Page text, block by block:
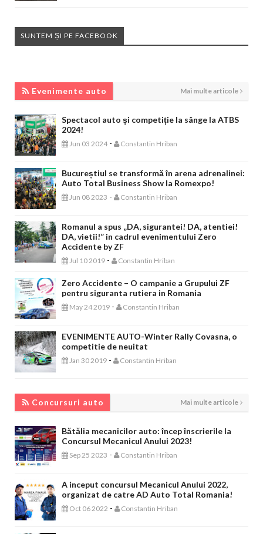
SUNTEM ȘI PE FACEBOOK
Evenimente auto Mai multe articole
Spectacol auto și competiție la sânge la ATBS
2024!
Jun 03 2024 - Constantin Hriban
Bucureștiul se transformă în arena adrenalinei:
Auto Total Business Show la Romexpo!
Jun 08 2023 - Constantin Hriban
Romanul a spus „DA, sigurantei! DA, atentiei!
DA, vietii!” in cadrul evenimentului Zero
Accidente by ZF
Jul 10 2019 - Constantin Hriban
Zero Accidente – O campanie a Grupului ZF
pentru siguranta rutiera in Romania
May 24 2019 - Constantin Hriban
EVENIMENTE AUTO-Winter Rally Covasna, o
competitie de neuitat
Jan 30 2019 - Constantin Hriban
Concursuri auto Mai multe articole
Bătălia mecanicilor auto: încep înscrierile la
Concursul Mecanicul Anului 2023!
Sep 25 2023 - Constantin Hriban
A inceput concursul Mecanicul Anului 2022,
organizat de catre AD Auto Total Romania!
Oct 06 2022 - Constantin Hriban